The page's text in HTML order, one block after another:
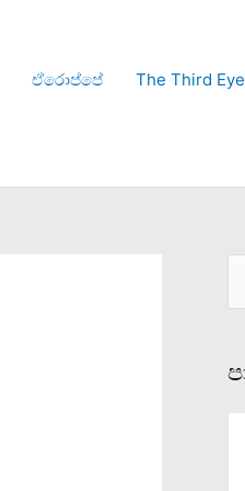
ඒරොප්පේ The Third Eye
r
c